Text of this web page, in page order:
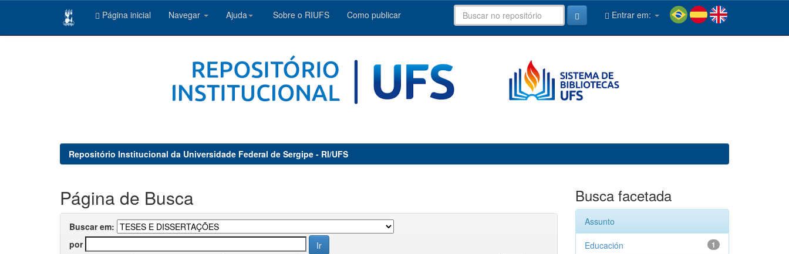
Página inicial Navegar Ajuda Sobre o RIUFS Como publicar Entrar em:
Repositório Institucional da Universidade Federal de Sergipe - RI/UFS
Página de Busca
Buscar em:
por
Busca facetada
Assunto
1
Educación